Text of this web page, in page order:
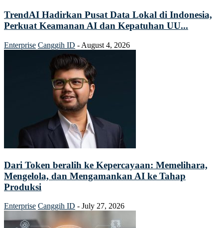
TrendAI Hadirkan Pusat Data Lokal di Indonesia,
Perkuat Keamanan AI dan Kepatuhan UU...
Enterprise Canggih ID - August 4, 2026
Dari Token beralih ke Kepercayaan: Memelihara,
Mengelola, dan Mengamankan AI ke Tahap
Produksi
Enterprise Canggih ID - July 27, 2026